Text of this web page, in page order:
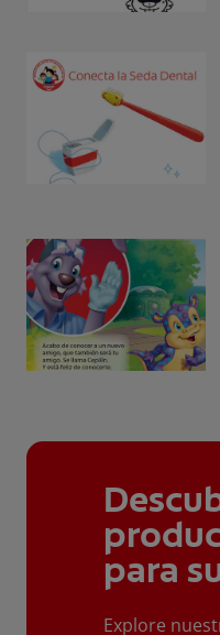
para
Explore